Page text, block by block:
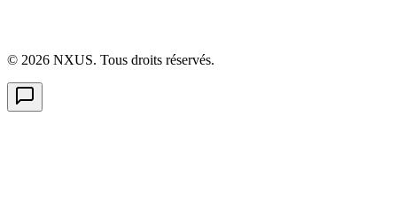
© 2026 NXUS. Tous droits réservés.